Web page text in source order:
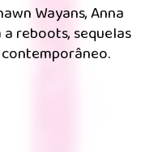
Wayans, Anna
reboots, sequelas